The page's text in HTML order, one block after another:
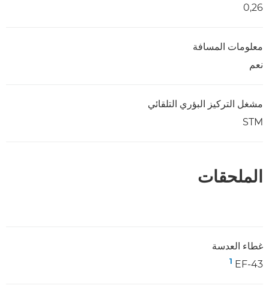
0,26
معلومات المسافة
نعم
مشغل التركيز البؤري التلقائي
STM
الملحقات
غطاء العدسة
EF-43‏
1